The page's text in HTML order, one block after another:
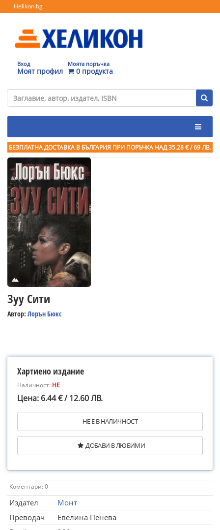
Helikon.bg
Вход
Моят профил
Моята поръчка
0 продукта
БЕЗПЛАТНА ДОСТАВКА В БЪЛГАРИЯ ПРИ ПОРЪЧКА НАД 35.28 € / 69 ЛВ.
Зуу Сити
Автор: Лорън Бюкс
Хартиено издание
Наличност: НЕ
Цена: 6.44 € / 12.60 ЛВ.
НЕ Е В НАЛИЧНОСТ
ДОБАВИ В ЛЮБИМИ
Коментари: 0
Издател
Монт
Преводач
Евелина Пенева